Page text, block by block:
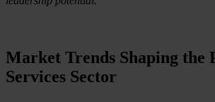
Market Trends Shaping the
Services Sector